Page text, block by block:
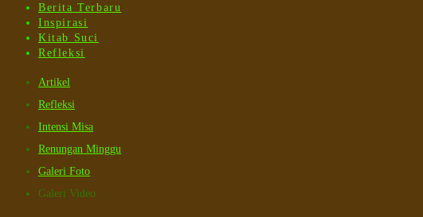
Berita Terbaru
Inspirasi
Kitab Suci
Refleksi
Artikel
Refleksi
Intensi Misa
Renungan Minggu
Galeri Foto
Galeri Video